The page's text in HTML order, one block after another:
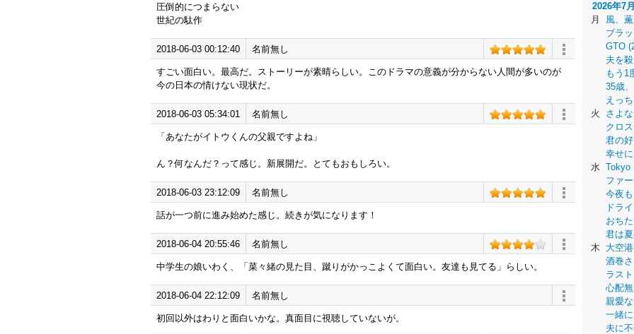
圧倒的につまらない
世紀の駄作
2018-06-03 00:12:40 名前無し
すごい面白い。最高だ。ストーリーが素晴らしい。このドラマの意義が分からない人間が多いのが
今の日本の情けない現状だ。
2018-06-03 05:34:01 名前無し
「あなたがイトウくんの父親ですよね」
ん？何なんだ？って感じ。新展開だ。とてもおもしろい。
2018-06-03 23:12:09 名前無し
話が一つ前に進み始めた感じ。続きが気になります！
2018-06-04 20:55:46 名前無し
中学生の娘いわく、「菜々緒の見た目、蹴りがかっこよくて面白い。友達も見てる」らしい。
2018-06-04 22:12:09 名前無し
初回以外はわりと面白いかな。真面目に視聴していないが。
2026年7
月
風、
ブラ
GTO
夫を
もう1
35歳
えっ
火
さよ
クロ
君の
幸せ
水 Tokyo
ファ
今夜
ドラ
おち
君は
木
大空
酒巻
ラス
心配
親愛
一緒
夫に